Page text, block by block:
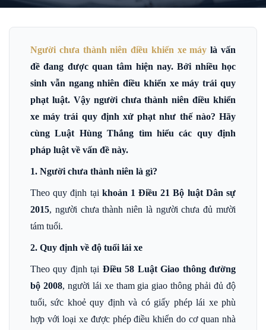
tư
Người chưa thành niên điều khiển xe máy là vấn
đề đang được quan tâm hiện nay. Bởi nhiều học
sinh vẫn ngang nhiên điều khiển xe máy trái quy
phạt luật. Vậy người chưa thành niên điều khiển
xe máy trái quy định xử phạt như thế nào? Hãy
cùng Luật Hùng Thắng tìm hiểu các quy định
pháp luật về vấn đề này.
1. Người chưa thành niên là gì?
Theo quy định tại khoản 1 Điều 21 Bộ luật Dân sự
2015, người chưa thành niên là người chưa đủ mười
tám tuổi.
2. Quy định về độ tuổi lái xe
Theo quy định tại Điều 58 Luật Giao thông đường
bộ 2008, người lái xe tham gia giao thông phải đủ độ
tuổi, sức khoẻ quy định và có giấy phép lái xe phù
hợp với loại xe được phép điều khiển do cơ quan nhà